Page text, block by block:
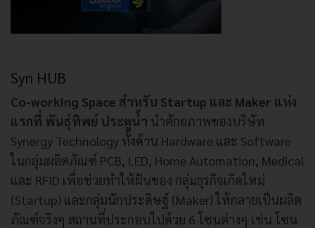
Syn HUB
Co-working Space สำหรับ Startup และ Maker แห่ง
แรกที่ พันธุ์ทิพย์ ประตูน้ำ นำศักยภาพของบริษัท
Synergy Technology ทั้งด้าน Hardware และ Software
ในกลุ่มผลิตภัณฑ์ PCB, LED, Home Automation, Medical
และ RFID เพื่อช่วยทำให้ฝันของ กลุ่มธุรกิจเกิดใหม่
(Startup) และกลุ่มนักประดิษฐ์ (Maker) ให้กลายเป็นผลิต
ภัณฑ์จริงๆ สถานที่ประกอบไปด้วย 6 โซนต่างๆ เช่น โซน